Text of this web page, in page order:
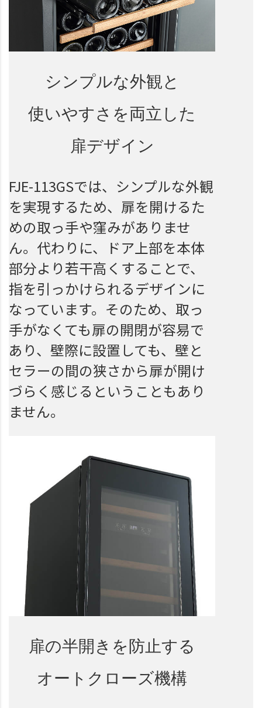
シンプルな外観と
使いやすさを両立した
扉デザイン
FJE-113GSでは、シンプルな外観
を実現するため、扉を開けるた
めの取っ手や窪みがありませ
ん。代わりに、ドア上部を本体
部分より若干高くすることで、
指を引っかけられるデザインに
なっています。そのため、取っ
手がなくても扉の開閉が容易で
あり、壁際に設置しても、壁と
セラーの間の狭さから扉が開け
づらく感じるということもあり
ません。
扉の半開きを防止する
オートクローズ機構